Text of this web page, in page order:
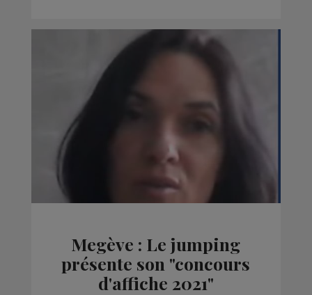
Megève : Le jumping
présente son "concours
d'affiche 2021"